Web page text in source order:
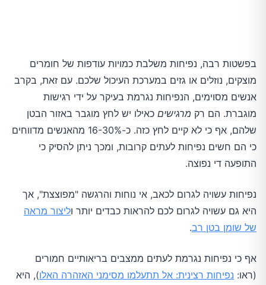
בפשטות רבה, נפיחות משלבת כמויות עודפות של חומרים
מוצקים, נוזלים או גזים במערכת העיכול שלכם. עם זאת, בקרב
אנשים מסוימים, הנפיחות נגרמת בעיקר על ידי רגישות
מוגברת. הם רק מרגישים כאילו יש לחץ מוגבר באזור הבטן
שלהם, אף כי לא קיים לחץ כזה. כ-16-30% מהאנשים מדווחים
כי הם חשים נפיחות לעתים קרובות, ומכך ניתן להסיק כי
התופעה די נפוצה.
נפיחות עשויה לגרום לכאב, אי נוחות והרגשה "מפוצצת", אך
היא גם עשויה לגרום לכם להראות כבדים יותר וליצור מראה
של שומן בטן רב.
אף כי נפיחות נגרמת לעתים ממצבים בריאותיים חמורים
(ראו: נפיחות רצינית: אל תתעלמו מסימני האזהרה האלו), היא